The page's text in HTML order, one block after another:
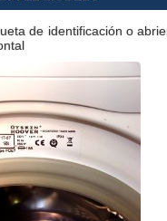
de identificación o